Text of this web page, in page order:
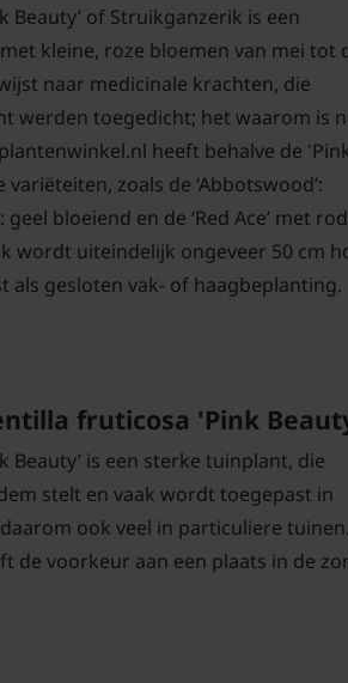
Beauty’ of Struikganzerik is een
kleine, roze bloemen van mei tot
naar medicinale krachten, die
werden toegedicht; het waarom is
heeft behalve de
zoals de ‘Abbotswood’:
bloeiend en de ‘Red Ace’ met
wordt uiteindelijk ongeveer 50 cm
als gesloten vak- of haagbeplanting.
fruticosa 'Pink
Beauty’ is een sterke tuinplant, die
stelt en vaak wordt toegepast in
ook veel in particuliere tuinen.
de voorkeur aan een plaats in de